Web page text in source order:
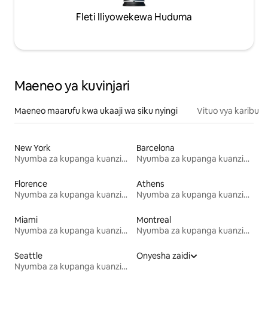
Fleti Iliyowekewa Huduma
Maeneo ya kuvinjari
Maeneo maarufu kwa ukaaji wa siku nyingi Vituo vya karibu
New York
Nyumba za kupanga kuanzia mwezi mmoja
Barcelona
Nyumba za kupanga kuanzia mwezi mmoja
Florence
Nyumba za kupanga kuanzia mwezi mmoja
Athens
Nyumba za kupanga kuanzia mwezi mmoja
Miami
Nyumba za kupanga kuanzia mwezi mmoja
Montreal
Nyumba za kupanga kuanzia mwezi mmoja
Seattle
Nyumba za kupanga kuanzia mwezi mmoja
Onyesha zaidi